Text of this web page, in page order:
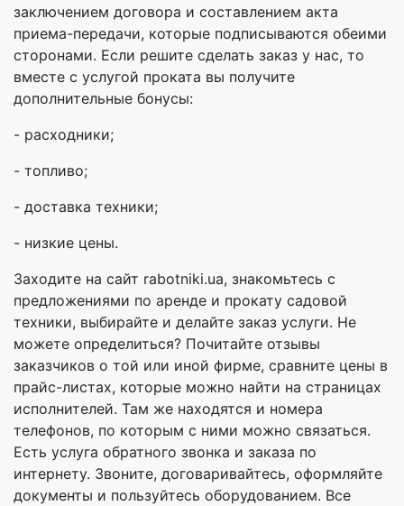
заключением договора и составлением акта
приема-передачи, которые подписываются обеими
сторонами. Если решите сделать заказ у нас, то
вместе с услугой проката вы получите
дополнительные бонусы:
- расходники;
- топливо;
- доставка техники;
- низкие цены.
Заходите на сайт rabotniki.ua, знакомьтесь с
предложениями по аренде и прокату садовой
техники, выбирайте и делайте заказ услуги. Не
можете определиться? Почитайте отзывы
заказчиков о той или иной фирме, сравните цены в
прайс-листах, которые можно найти на страницах
исполнителей. Там же находятся и номера
телефонов, по которым с ними можно связаться.
Есть услуга обратного звонка и заказа по
интернету. Звоните, договаривайтесь, оформляйте
документы и пользуйтесь оборудованием. Все